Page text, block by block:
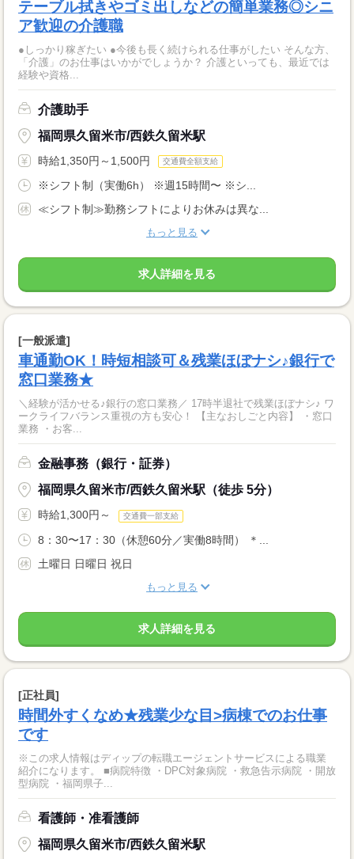
テーブル拭きやゴミ出しなどの簡単業務◎シニ
ア歓迎の介護職
●しっかり稼ぎたい ●今後も長く続けられる仕事がしたい そんな方、
「介護」のお仕事はいかがでしょうか？ 介護といっても、最近では
経験や資格...
介護助手
福岡県久留米市/西鉄久留米駅
時給1,350円～1,500円 交通費全額支給
※シフト制（実働6h） ※週15時間〜 ※シ...
≪シフト制≫勤務シフトによりお休みは異な...
もっと見る
求人詳細を見る
[一般派遣]
車通勤OK！時短相談可＆残業ほぼナシ♪銀行で
窓口業務★
＼経験が活かせる♪銀行の窓口業務／ 17時半退社で残業ほぼナシ♪ ワ
ークライフバランス重視の方も安心！ 【主なおしごと内容】 ・窓口
業務 ・お客...
金融事務（銀行・証券）
福岡県久留米市/西鉄久留米駅（徒歩 5分）
時給1,300円～ 交通費一部支給
8：30〜17：30（休憩60分／実働8時間） ＊...
土曜日 日曜日 祝日
もっと見る
求人詳細を見る
[正社員]
時間外すくなめ★残業少な目>病棟でのお仕事
です
※この求人情報はディップの転職エージェントサービスによる職業
紹介になります。 ■病院特徴 ・DPC対象病院 ・救急告示病院 ・開放
型病院 ・福岡県子...
看護師・准看護師
福岡県久留米市/西鉄久留米駅